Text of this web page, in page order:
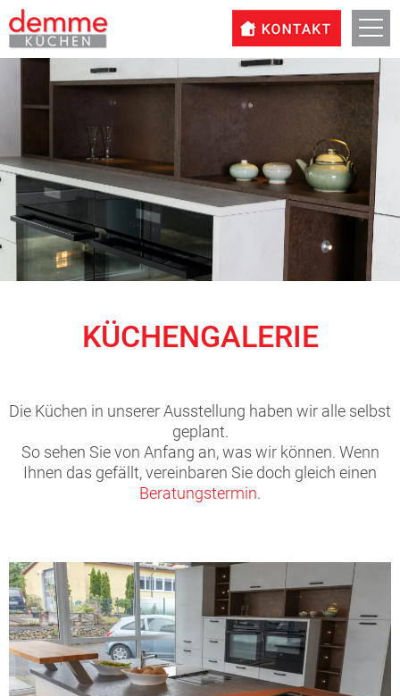
KÜCHENGALERIE
Die Küchen in unserer Ausstellung haben wir alle selbst
geplant.
So sehen Sie von Anfang an, was wir können. Wenn
Ihnen das gefällt, vereinbaren Sie doch gleich einen
Beratungstermin.